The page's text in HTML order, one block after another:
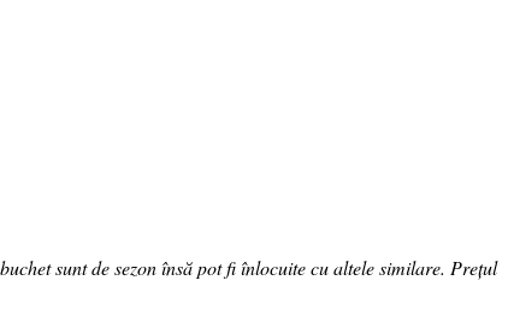
sunt de sezon însă pot fi înlocuite cu altele similare. Prețul